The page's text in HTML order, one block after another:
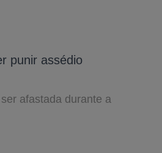
punir assédio
afastada durante a